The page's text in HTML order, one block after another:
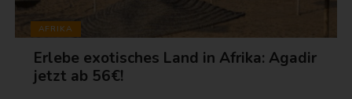
AFRIKA
Erlebe exotisches Land in Afrika: Agadir
jetzt ab 56€!